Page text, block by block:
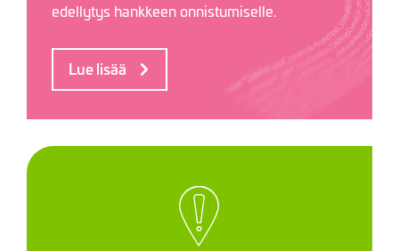
edellytys hankkeen onnistumiselle.
Lue lisää